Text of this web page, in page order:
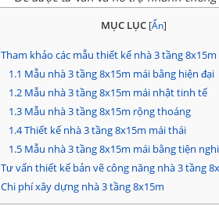
MỤC LỤC [Ẩn]
Tham khảo các mẫu thiết kế nhà 3 tầng
1.1 Mẫu nhà 3 tầng 8x15m mái bằng hiện đại
1.2Mẫu nhà 3 tầng 8x15m mái nhật tinh tế
1.3Mẫu nhà 3 tầng 8x15m rộng thoáng
1.4Thiết kế nhà 3 tầng 8x15m mái thái
1.5Mẫu nhà 3 tầng 8x15m mái bằng tiện nghi
Tư vấn thiết kế bản vẽ công năng nhà 3 tầng
Chi phí xây dựng nhà 3 tầng 8x15m